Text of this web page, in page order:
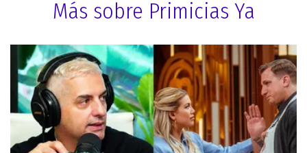
Más sobre Primicias Ya